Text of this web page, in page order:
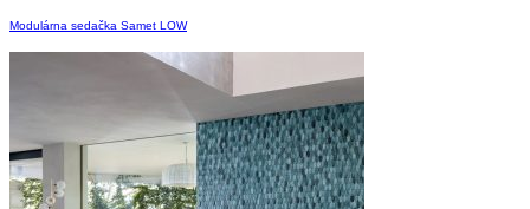
Modulárna sedačka Samet LOW